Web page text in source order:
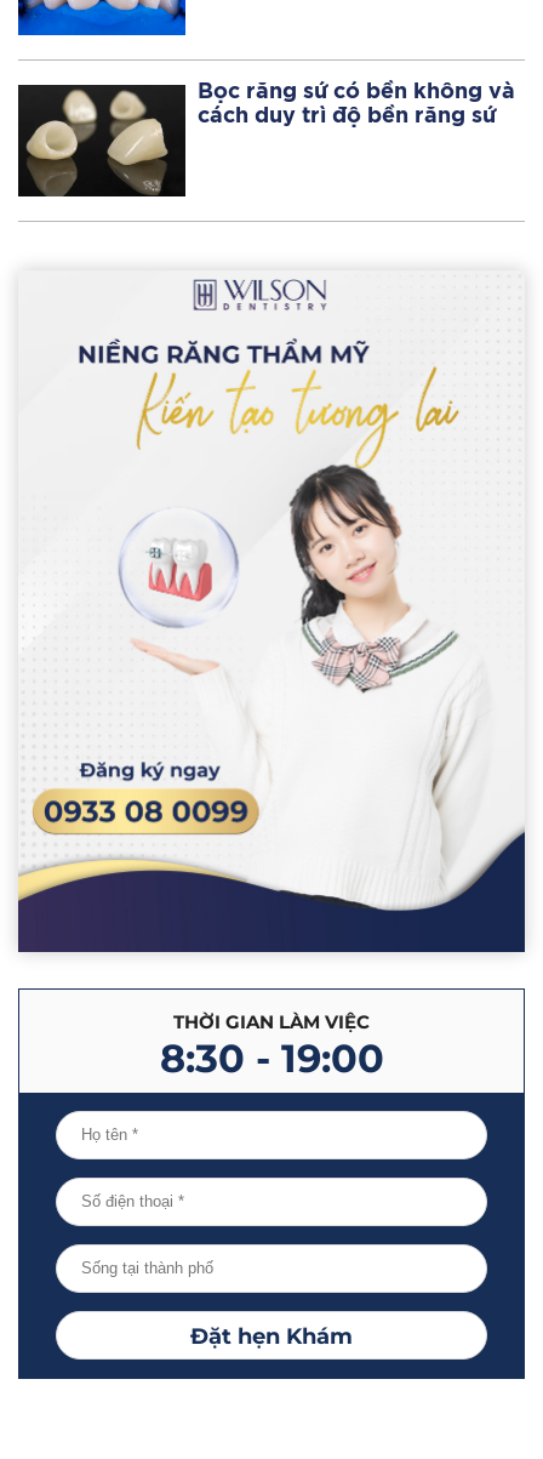
Bọc răng sứ có bền không và
cách duy trì độ bền răng sứ
THỜI GIAN LÀM VIỆC
8:30 - 19:00
Đặt hẹn Khám